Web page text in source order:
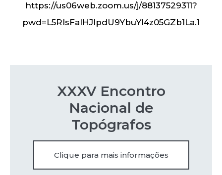
https://us06web.zoom.us/j/88137529311?
pwd=L5RIsFalHJIpdU9YbuYI4z05GZb1La.1
XXXV Encontro
Nacional de
Topógrafos​
Clique para mais informações